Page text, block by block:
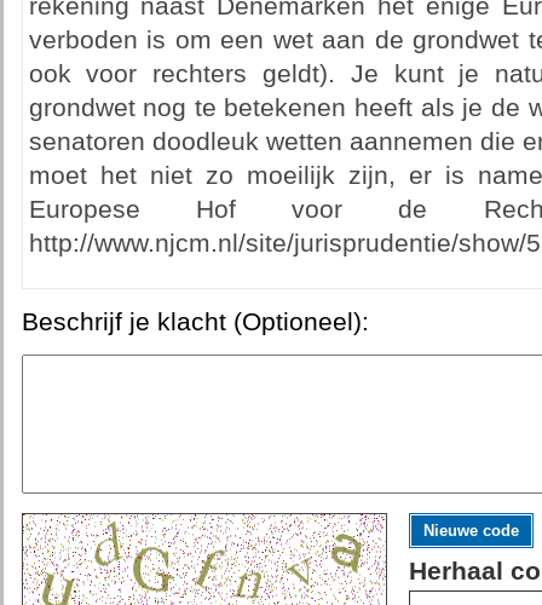
rekening naast Denemarken het enige
verboden is om een wet aan de grondwet
ook voor rechters geldt). Je kunt je
grondwet nog te betekenen heeft als je de
senatoren doodleuk wetten aannemen die
moet het niet zo moeilijk zijn, er is
Europese Hof voor de
http://www.njcm.nl/site/jurisprudentie/show/
Beschrijf je klacht (Optioneel):
Nieuwe code
Herhaal